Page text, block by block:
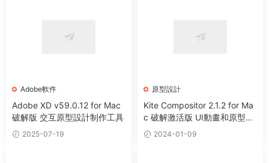
Adobe軟件
Adobe XD v59.0.12 for Mac
破解版 交互原型設計制作工具
2025-07-19
原型設計
Kite Compositor 2.1.2 for Ma
c 破解激活版 UI動畫和原型設
計工具2024-01-09